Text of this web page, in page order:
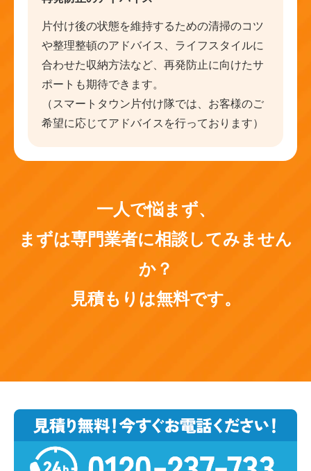
片付け後の状態を維持するための清掃のコツ
や整理整頓のアドバイス、ライフスタイルに
合わせた収納方法など、再発防止に向けたサ
ポートも期待できます。
（スマートタウン片付け隊では、お客様のご
希望に応じてアドバイスを行っております）
一人で悩まず、
まずは専門業者に相談してみません
か？
見積もりは無料です。